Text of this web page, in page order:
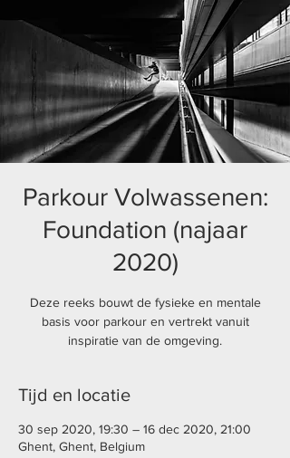
Parkour Volwassenen:
Foundation (najaar
2020)
Deze reeks bouwt de fysieke en mentale
basis voor parkour en vertrekt vanuit
inspiratie van de omgeving.
Tijd en locatie
30 sep 2020, 19:30 – 16 dec 2020, 21:00
Ghent, Ghent, Belgium